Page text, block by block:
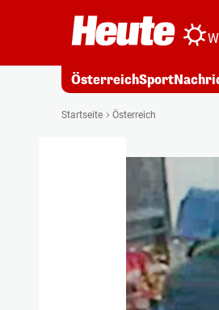
ÖsterreichSport
Startseite Österreich